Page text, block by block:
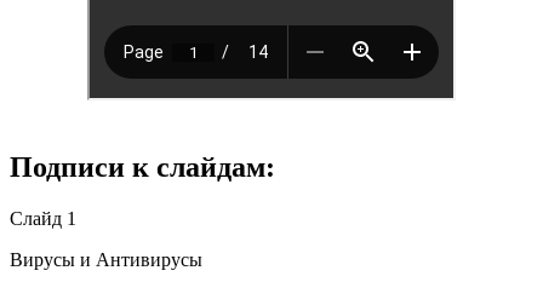
Подписи к слайдам:
Слайд 1
Вирусы и Антивирусы